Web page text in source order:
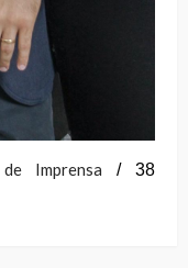
Imprensa / 38